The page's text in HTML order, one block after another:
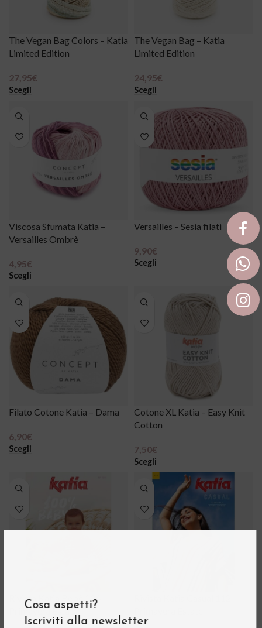
Cosa aspetti?
Iscriviti alla newsletter
The Vegan Bag Colors – Katia
Limited Edition
27,95€
Scegli
The Vegan Bag – Katia
Limited Edition
24,95€
Scegli
Viscosa Sfumata Katia –
Versailles Ombrè
4,95€
Scegli
Versailles – Sesia filati
9,90€
Scegli
Filato Cotone Katia – Dama
6,90€
Scegli
Cotone XL Katia – Easy Knit
Cotton
7,50€
Scegli
Rivista Katia Bebè 104 –
Primavera Estate